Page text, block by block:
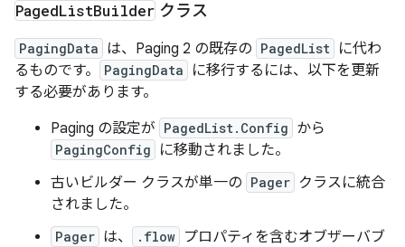
PagedListBuilder クラス
PagingData は、Paging 2 の既存の PagedList に代わ
るものです。
PagingData
に移行するには、以下を更新
する必要があります。
Paging の設定が PagedList.Config から
PagingConfig
に移動されました。
古いビルダー クラスが単一の Pager クラスに統合
されました。
Pager は、 .flow プロパティを含むオブザーバブ